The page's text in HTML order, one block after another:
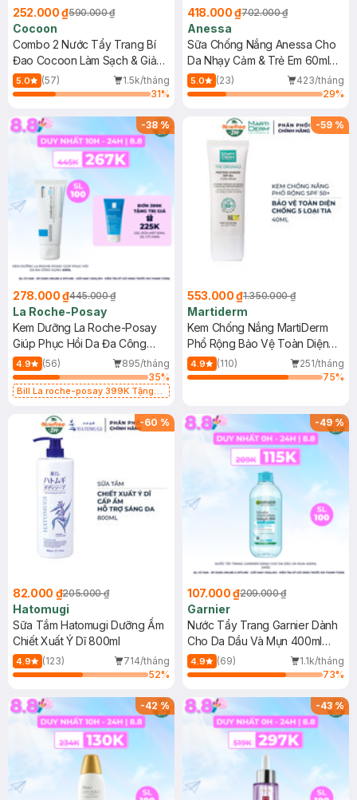
252.000 ₫590.000 ₫
Cocoon
Combo 2 Nước Tẩy Trang Bí
Đao Cocoon Làm Sạch & Giảm
Dầu 500ml
5.0 (57)
1.5k/tháng
31%
418.000 ₫702.000 ₫
Anessa
Sữa Chống Nắng Anessa Cho
Da Nhạy Cảm & Trẻ Em 60ml
(Mới)
5.0 (23)
423/tháng
29%
-38%
278.000 ₫445.000 ₫
La Roche-Posay
Kem Dưỡng La Roche-Posay
Giúp Phục Hồi Da Đa Công
Dụng 40ml
4.9 (56)
895/tháng
35%
Bill La roche-posay 399K Tặng
(SL có hạn)
-59 %
553.000 ₫1.350.000 ₫
Martiderm
Kem Chống Nắng MartiDerm
Phổ Rộng Bảo Vệ Toàn Diện
40ml
4.9 (110)
251/tháng
75%
-60 %
82.000 ₫205.000 ₫
Hatomugi
Sữa Tắm Hatomugi Dưỡng Ẩm
Chiết Xuất Ý Dĩ 800ml
4.9 (123)
714/tháng
52%
-49%
107.000 ₫209.000 ₫
Garnier
Nước Tẩy Trang Garnier Dành
Cho Da Dầu Và Mụn 400ml
(Mới)
4.9 (69)
1.1k/tháng
73%
-42% -43%